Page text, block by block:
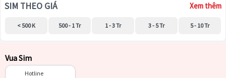
SIM THEO GIÁ Xem thêm
< 500 K 500 - 1 Tr 1 - 3 Tr 3 - 5 Tr 5 - 10 Tr
Vua Sim
Hotline